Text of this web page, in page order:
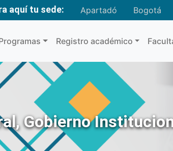
aquí tu sede: Apartadó Bogotá
Registro académico
Gobierno